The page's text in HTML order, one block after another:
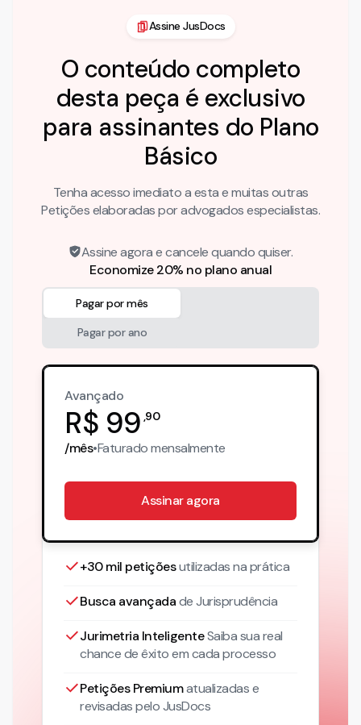
Assine JusDocs
O conteúdo completo
desta peça é exclusivo
para assinantes do Plano
Básico
Tenha acesso imediato a esta e muitas outras
Petições elaboradas por advogados especialistas.
Assine agora e cancele quando quiser.
Economize 20% no plano anual
Pagar por mês
Pagar por ano
Avançado
R$ 99 ,90
/mês•Faturadomensalmente
Assinar agora
+30 mil petiçõesutilizadas na prática
Busca avançadade Jurisprudência
Jurimetria InteligenteSaiba sua real
chance de êxito em cada processo
Petições Premiumatualizadase
revisadas pelo JusDocs